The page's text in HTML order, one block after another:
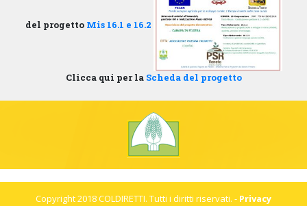
del progetto Mis 16.1 e 16.2
Clicca qui per la Scheda del progetto
Copyright 2018 COLDIRETTI. Tutti i diritti riservati. - Privacy